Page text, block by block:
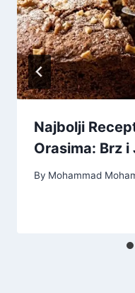
Najbolji
Orasima: Brz
By Mohammad